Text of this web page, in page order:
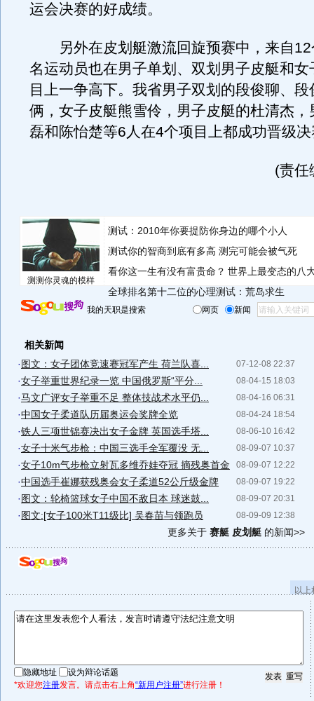
运会决赛的好成绩。
另外在皮划艇激流回旋预赛中，来自12
名运动员也在男子单划、双划男子皮艇和女
目上一争高下。我省男子双划的段俊聊、
俩，女子皮艇熊雪伶，男子皮艇的杜清杰，
磊和陈怡楚等6人在4个项目上都成功晋级
(责任
测测你灵魂的模样
测试：2010年你要提防你身边的哪个小人
测试你的智商到底有多高 测完可能会被气死
看你这一生有没有富贵命？ 世界上最变态的八
全球排名第十二位的心理测试：荒岛求生
我的天职是搜索 网页 新闻
相关新闻
07-12-08 22:37
· 图文：女子团体竞速赛冠军产生 荷兰队喜...
08-04-15 18:03
·女子举重世界纪录一览 中国俄罗斯“平分...
08-04-16 06:31
·马文广评女子举重不足 整体技战术水平仍...
08-04-24 18:54
·中国女子柔道队历届奥运会奖牌全览
08-06-10 16:42
·铁人三项世锦赛决出女子金牌 英国选手塔...
08-09-07 10:37
·女子十米气步枪：中国三选手全军覆没 无...
08-09-07 12:22
·女子10m气步枪立射瓦多维乔娃夺冠 摘残奥首金
08-09-07 19:22
·中国选手崔娜获残奥会女子柔道52公斤级金牌
08-09-07 20:31
· 图文：轮椅篮球女子中国不敌日本 球迷鼓...
08-09-09 12:38
· 图文:[女子100米T11级比] 吴春苗与领跑员
更多关于 赛艇 皮划艇 的新闻>>
以
隐藏地址
设为辩论话题
*欢迎您注册发言。请点击右上角“新用户注册”进行注册！